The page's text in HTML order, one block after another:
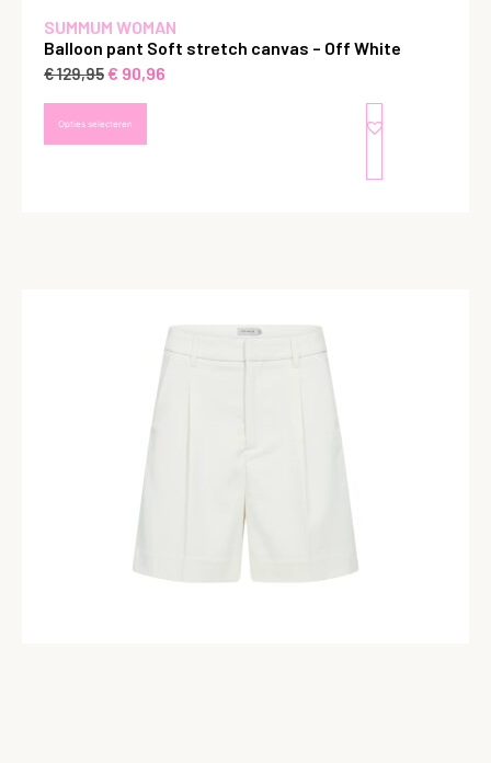
SUMMUM WOMAN
Balloon pant Soft stretch canvas – Off White
€129,95€ 90,96
Opties selecteren